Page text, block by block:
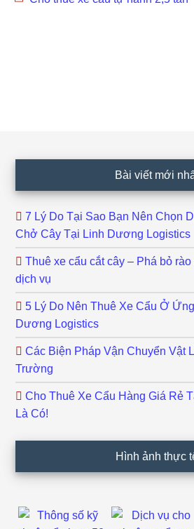
Bài viết mới
7 Lý Do Tại Sao Bạn Nên Chọn
Chở Cây Tại Linh Dương Logistics
Thuê xe cẩu cắt cây – Phá bỏ
dịch vụ
5 Lý Do Nên Thuê Xe Cẩu Ở
Dương Logistics
Các Biện Pháp Vận Chuyển Vật
Trường
Cho Thuê Xe Cẩu Hàng Giá Rẻ
Là Có!
Hình ảnh thực